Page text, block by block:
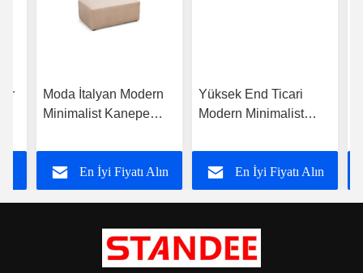
Moda İtalyan Modern
Minimalist Kanepe
Bankası
En İyi Fiyatı Alın
Yüksek End Ticari
Modern Minimalist
Daybed
En İyi Fiyatı Alın